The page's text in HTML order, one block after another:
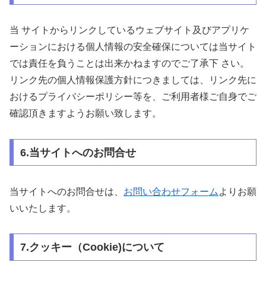
当 サイトからリンクしているウェブサイト及びアプリケ
ーションにおける個人情報の安全確保については当サイト
では責任を負うことは出来かねますのでご了承下 さい。
リンク先の個人情報保護方針につきましては、リンク先に
おけるプライバシーポリシー等を、ご利用者様ご自身でご
確認頂きますようお願い致します。
6.当サイトへのお問合せ
当サイトへのお問合せは、 お問い合わせフォーム よりお願
いいたします。
7.クッキー（Cookie)について